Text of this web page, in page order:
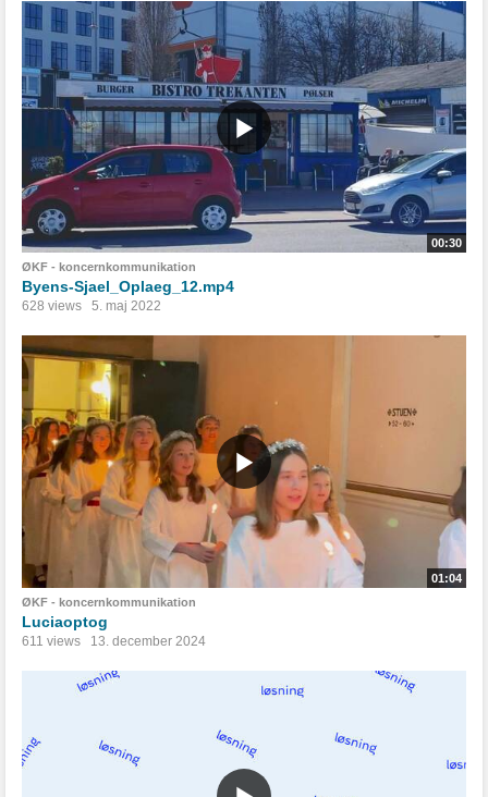
00:30
ØKF - koncernkommunikation
Byens-Sjael_Oplaeg_12.mp4
628 views 5. maj 2022
01:04
ØKF - koncernkommunikation
Luciaoptog
611 views 13. december 2024